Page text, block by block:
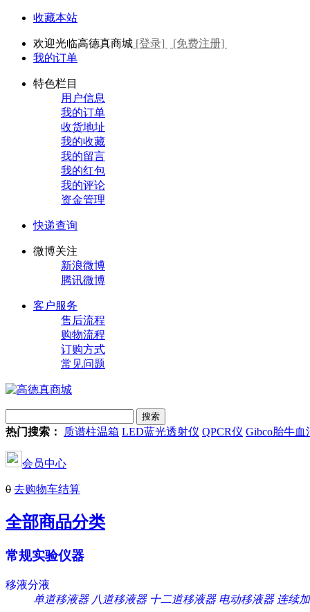
收藏本站
欢迎光临高德真商城 [登录]
[免费注册]
我的订单
特色栏目
用户信息
我的订单
收货地址
我的收藏
我的留言
我的红包
我的评论
资金管理
快递查询
微博关注
新浪微博
腾讯微博
客户服务
售后流程
购物流程
订购方式
常见问题
热门搜索： 质谱柱温箱 LED蓝光透射仪 QPCR仪 Gibco胎牛血
会员中心
0 去购物车结算
全部商品分类
常规实验仪器
移液分液
单道移液器 八道移液器 十二道移液器 电动移液器 连续